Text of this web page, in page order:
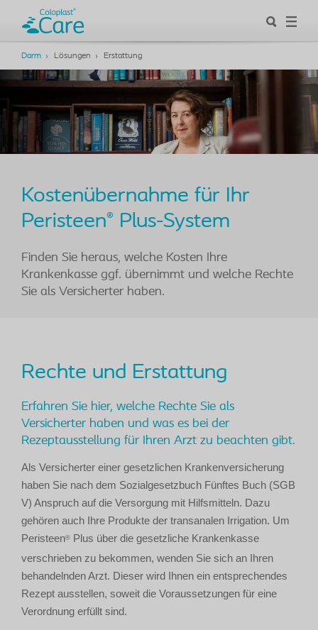
Darm Lösungen Erstattung
Kostenübernahme für Ihr
Peristeen® Plus-System
Finden Sie heraus, welche Kosten Ihre
Krankenkasse ggf. übernimmt und welche Rechte
Sie als Versicherter haben.
Rechte und Erstattung
Erfahren Sie hier, welche Rechte Sie als
Versicherter haben und was es bei der
Rezeptausstellung für Ihren Arzt zu beachten gibt.
Als Versicherter einer gesetzlichen Krankenversicherung
haben Sie nach dem Sozialgesetzbuch Fünftes Buch (SGB
V) Anspruch auf die Versorgung mit Hilfsmitteln. Dazu
gehören auch Ihre Produkte der transanalen Irrigation. Um
Peristeen® Plus über die gesetzliche Krankenkasse
verschrieben zu bekommen, wenden Sie sich an Ihren
behandelnden Arzt. Dieser wird Ihnen ein entsprechendes
Rezept ausstellen, soweit die Voraussetzungen für eine
Verordnung erfüllt sind.